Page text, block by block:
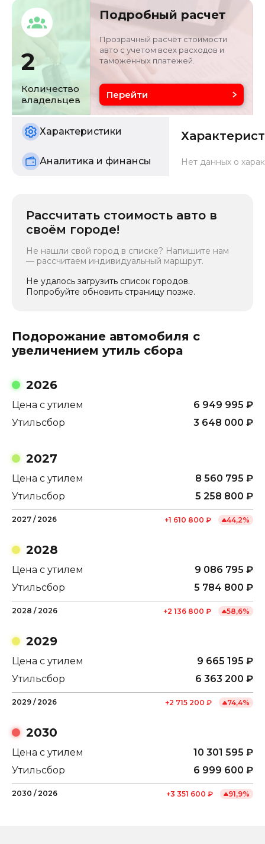
Кузов
седан
LJ1EFAUU1PG00325
Объём двигателя
0 л
Цвет
Состояние
б/у
2
Количество
владельцев
Подробный расчет
Прозрачный расчёт стоимости
авто с учетом всех расходов и
таможенных платежей.
Перейти
Характеристики
Аналитика и финансы Нет данных о
Рассчитать стоимость авто в
своём городе!
Не нашли свой город в списке? Напишите нам
— рассчитаем индивидуальный маршрут.
Не удалось загрузить список городов.
Попробуйте обновить страницу позже.
Подорожание автомобиля с
увеличением утиль сбора
2026
Цена с утилем 6 949 995 ₽
Утильсбор
3 648 000 ₽
2027
Цена с утилем 8 560 795 ₽
Утильсбор
5 258 800 ₽
2027 / 2026 +1 610 800 ₽ 44,2%
2028
Цена с утилем 9 086 795 ₽
Утильсбор
5 784 800 ₽
2028 / 2026 +2 136 800 ₽ 58,6%
2029
Цена с утилем 9 665 195 ₽
Утильсбор
6 363 200 ₽
2029 / 2026 +2 715 200 ₽ 74,4%
2030
Цена с утилем 10 301 595 ₽
Утильсбор
6 999 600 ₽
2030 / 2026 +3 351 600 ₽ 91,9%